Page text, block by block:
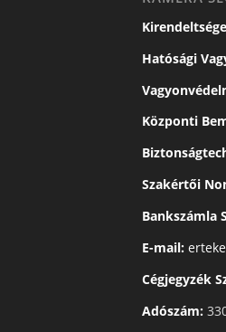
Hatósági
Központi
Szakértői
Bankszámla
E-mail:
Cégjegyzék
Adószám: